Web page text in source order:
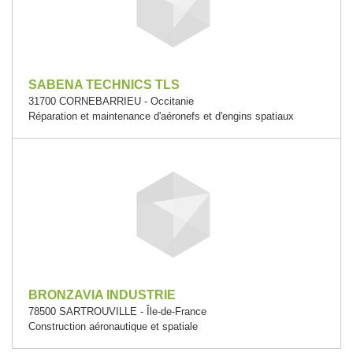
SABENA TECHNICS TLS
31700 CORNEBARRIEU - Occitanie
Réparation et maintenance d'aéronefs et d'engins spatiaux
BRONZAVIA INDUSTRIE
78500 SARTROUVILLE - Île-de-France
Construction aéronautique et spatiale